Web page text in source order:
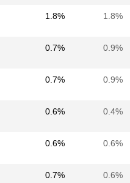
1.8% 1.8%
0.7% 0.9%
0.7% 0.9%
0.6% 0.4%
0.6% 0.6%
0.7% 0.6%